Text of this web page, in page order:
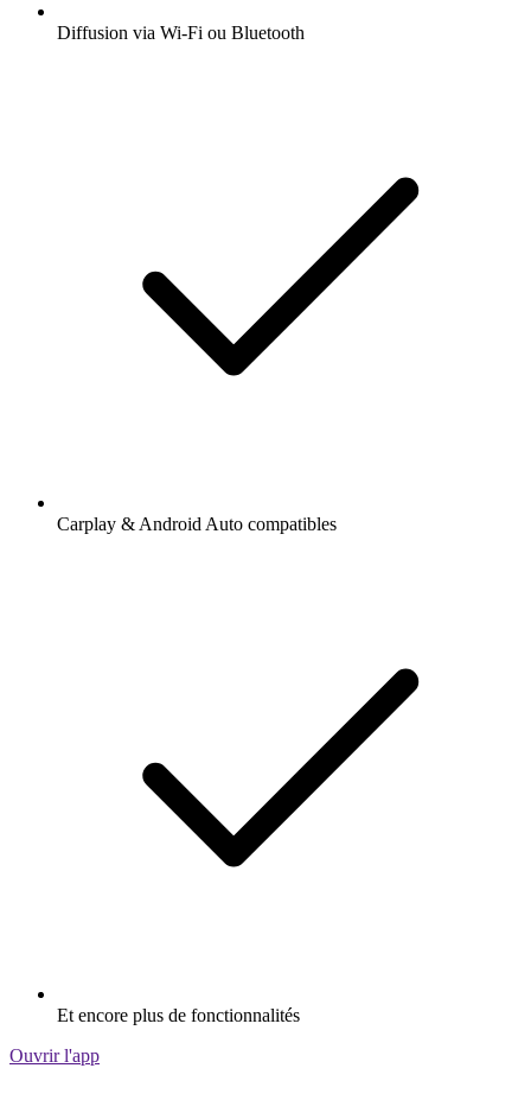
Diffusion via Wi-Fi ou Bluetooth
Carplay & Android Auto compatibles
Et encore plus de fonctionnalités
Ouvrir l'app